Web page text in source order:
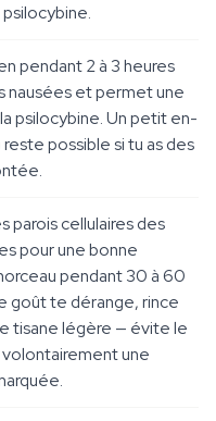
pendant 2 à 3 heures
nausées et permet une
psilocybine. Un petit en-
possible si tu as des
parois cellulaires des
pour une bonne
pendant 30 à 60
goût te dérange, rince
tisane légère — évite le
volontairement une